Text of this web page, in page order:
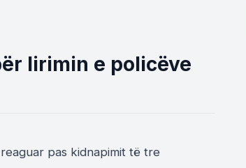
lirimin e policëve
pas kidnapimit të tre